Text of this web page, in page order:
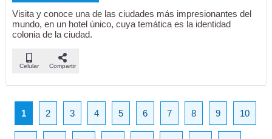
Visita y conoce una de las ciudades más impresionantes del
mundo, en un hotel único, cuya temática es la identidad
colonia de la ciudad.
Celular Compartir
1 2 3 4 5 6 7 8 9 10